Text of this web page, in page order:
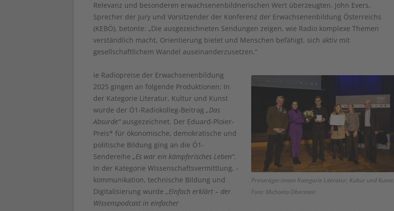
Relevanz und besonderen erwachsenenbildnerischen Wert überzeugten. John Evers,
Sprecher der Jury und Vorsitzender der Konferenz der Erwachsenenbildung Österreichs
(KEBÖ), betonte: „Die ausgezeichneten Sendungen zeigen, wie Radio komplexe Themen
verständlich macht, Orientierung bietet und Menschen befähigt, sich aktiv mit
gesellschaftlichem Wandel auseinanderzusetzen.“
Preisträger:innen Kategorie Literatur, Kultur und Kunst.
Foto: Michaela Obermair
ie Radiopreise der Erwachsenenbildung
2025 gingen an folgende Produktionen: In
der Kategorie Literatur, Kultur und Kunst
wurde der Ö1-Radiokolleg-Beitrag „Das
Absurde“ausgezeichnet. Der Eduard-Ploier-
Preis* für ökonomische, demokratische und
politische Bildung ging an die Ö1-
Sendereihe „Es war ein kämpferisches Leben“.
In der Kategorie Wissenschaftsvermittlung, -
kommunikation, technische Bildung und
Digitalisierung wurde „Einfach erklärt – der
Wissenspodcast in einfacher